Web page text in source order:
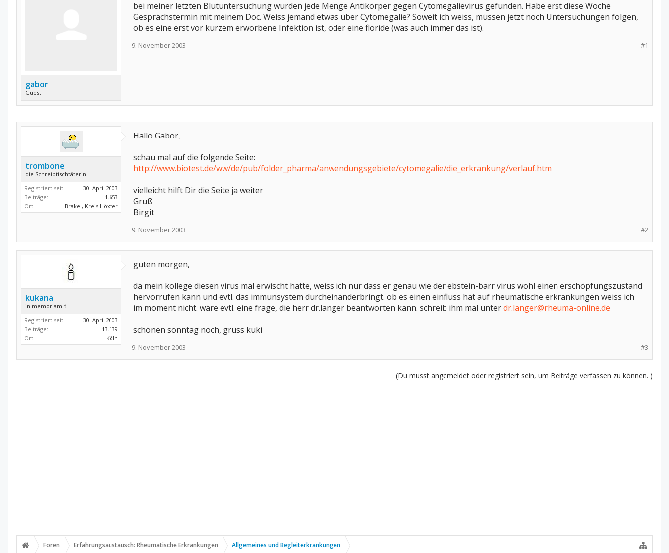
gabor
Guest
bei meiner letzten Blutuntersuchung wurden jede Menge Antikörper gegen Cytomegalievirus gefunden. Habe erst diese Woche
Gesprächstermin mit meinem Doc. Weiss jemand etwas über Cytomegalie? Soweit ich weiss, müssen jetzt noch Untersuchungen folgen,
ob es eine erst vor kurzem erworbene Infektion ist, oder eine floride (was auch immer das ist).
#1
9. November 2003
trombone
die Schreibtischtäterin
Registriert seit:
30. April 2003
Beiträge:
1.653
Ort:
Brakel, Kreis Höxter
Hallo Gabor,
schau mal auf die folgende Seite:
http://www.biotest.de/ww/de/pub/folder_pharma/anwendungsgebiete/cytomegalie/die_erkrankung/verlauf.htm
vielleicht hilft Dir die Seite ja weiter
Gruß
Birgit
#2
9. November 2003
kukana
in memoriam †
Registriert seit:
30. April 2003
Beiträge:
13.139
Ort:
Köln
guten morgen,
da mein kollege diesen virus mal erwischt hatte, weiss ich nur dass er genau wie der ebstein-barr virus wohl einen erschöpfungszustand
hervorrufen kann und evtl. das immunsystem durcheinanderbringt. ob es einen einfluss hat auf rheumatische erkrankungen weiss ich
im moment nicht. wäre evtl. eine frage, die herr dr.langer beantworten kann. schreib ihm mal unterdr.langer@rheuma-online.de
schönen sonntag noch, gruss kuki
#3
9. November 2003
(Du musst angemeldet oder registriert sein, um Beiträge verfassen zu können. )
Foren Erfahrungsaustausch: Rheumatische Erkrankungen Allgemeines und Begleiterkrankungen